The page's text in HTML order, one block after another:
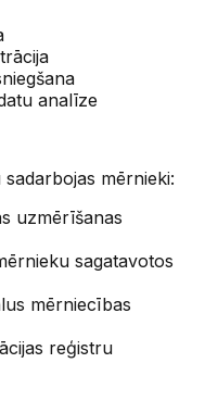
analīze
mērnieki:
uzmērīšanas
sagatavotos
mērniecības
reģistru